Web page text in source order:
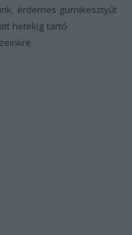
érdemes gumikesztyűt
hetekig tartó